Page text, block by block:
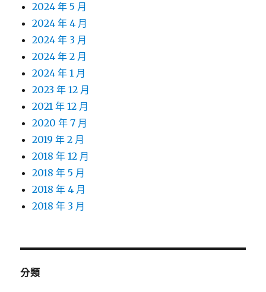
2024 年 5 月
2024 年 4 月
2024 年 3 月
2024 年 2 月
2024 年 1 月
2023 年 12 月
2021 年 12 月
2020 年 7 月
2019 年 2 月
2018 年 12 月
2018 年 5 月
2018 年 4 月
2018 年 3 月
分類